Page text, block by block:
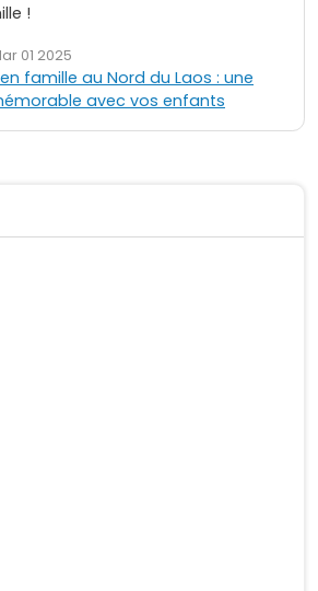
!
01 2025
famille au Nord du Laos : une
avec vos enfants